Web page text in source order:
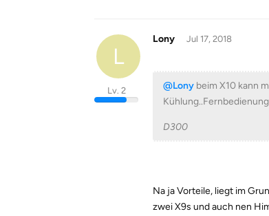
L
Lony
Lv. 2
Jul 17, 2018
@Lony beim X10 kann
D300
Na ja Vorteile, liegt im
zwei X9s und auch nen